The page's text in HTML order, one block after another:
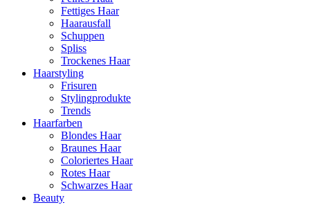
Fettiges Haar
Haarausfall
Schuppen
Spliss
Trockenes Haar
Haarstyling
Frisuren
Stylingprodukte
Trends
Haarfarben
Blondes Haar
Braunes Haar
Coloriertes Haar
Rotes Haar
Schwarzes Haar
Beauty